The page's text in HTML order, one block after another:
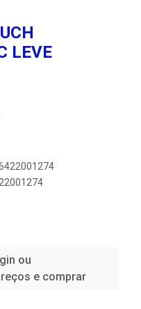
LEVE
ou
e comprar